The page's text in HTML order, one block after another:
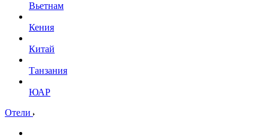
Вьетнам
Кения
Китай
Танзания
ЮАР
Отели